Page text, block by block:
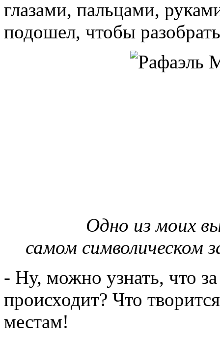
глазами, пальцами,
подошел, чтобы
Одно из моих
самом символическом
- Ну, можно узнать, что
происходит? Что
местам!